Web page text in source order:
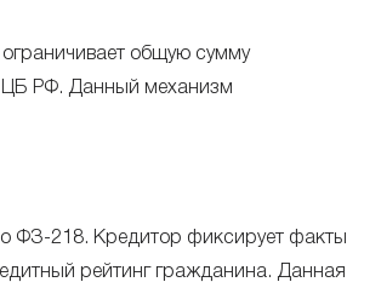
общую сумму
ЦБ РФ. Данный механизм
ФЗ-218. Кредитор фиксирует факты
рейтинг гражданина. Данная